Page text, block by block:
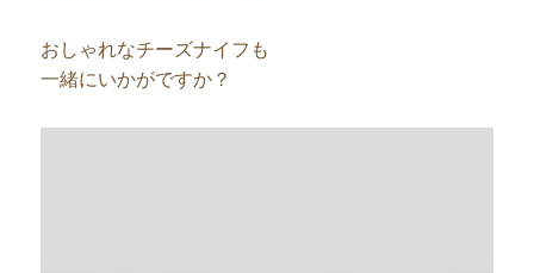
おしゃれなチーズナイフも
一緒にいかがですか？